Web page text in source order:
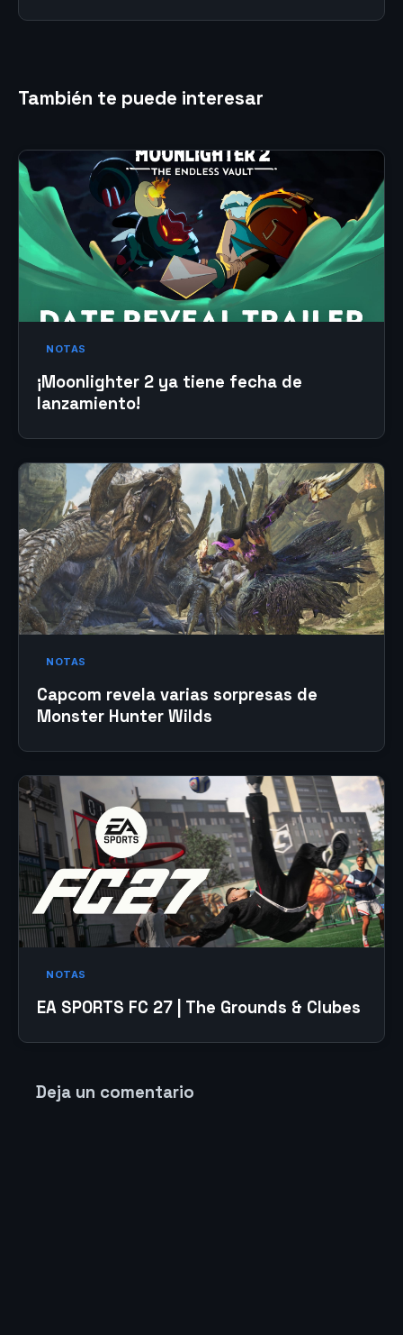
También te puede interesar
NOTAS
¡Moonlighter 2 ya tiene fecha de
lanzamiento!
NOTAS
Capcom revela varias sorpresas de
Monster Hunter Wilds
NOTAS
EA SPORTS FC 27 | The Grounds & Clubes
Deja un comentario